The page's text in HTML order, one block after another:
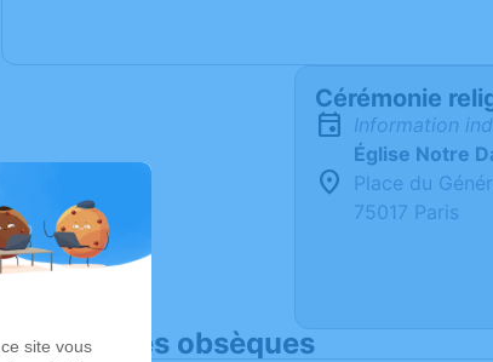
Cérémonie
Information
Église Notre
Place du
75017 Paris
Déroulé des obsèques